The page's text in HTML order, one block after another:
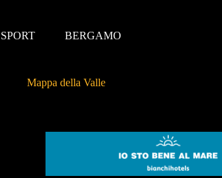
SPORT BERGAMO
Mappa della Valle